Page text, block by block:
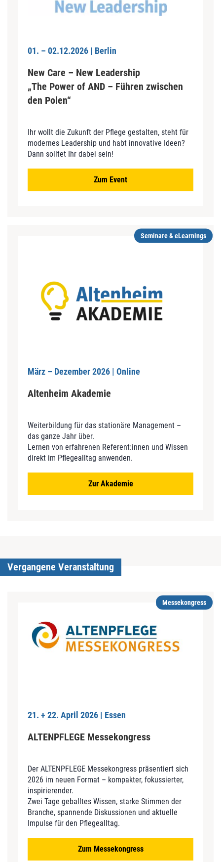
01. – 02.12.2026 | Berlin
New Care – New Leadership
„The Power of AND – Führen zwischen
den Polen“
Ihr wollt die Zukunft der Pflege gestalten, steht für
modernes Leadership und habt innovative Ideen?
Dann solltet Ihr dabei sein!
Zum Event
Seminare & eLearnings
März – Dezember 2026 | Online
Altenheim Akademie
Weiterbildung für das stationäre Management –
das ganze Jahr über.
Lernen von erfahrenen Referent:innen und Wissen
direkt im Pflegealltag anwenden.
Zur Akademie
Vergangene Veranstaltung
Messekongress
21. + 22. April 2026 | Essen
ALTENPFLEGE Messekongress
Der ALTENPFLEGE Messekongress präsentiert sich
2026 im neuen Format – kompakter, fokussierter,
inspirierender.
Zwei Tage geballtes Wissen, starke Stimmen der
Branche, spannende Diskussionen und aktuelle
Impulse für den Pflegealltag.
Zum Messekongress